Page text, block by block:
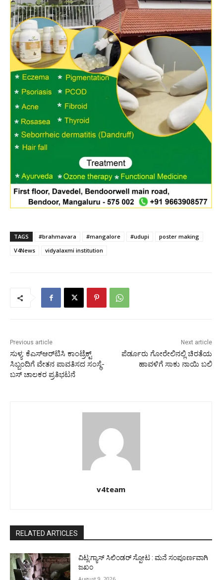
TAGS #brahmavara #mangalore #udupi
poster making
V4News
vidyalaxmi institution
Previous article
ಸುಳ್ಯ: ಕೆಎಸ್‌ಆರ್‌ಟಿಸಿ ಕಾಂಟ್ರೆಕ್ಟ್
ಸಿಬ್ಬಂದಿಗೆ ವೇತನ ಪಾವತಿಸದ ಸಂಸ್ಥೆ-
ಬಸ್ ಚಾಲಕರ ಪ್ರತಿಭಟನೆ
Next article
ಪೆರ್ಡೂರು ಗೋರೇಲಿನಲ್ಲಿ ಚಿರತೆಯ
ಹಾವಳಿಗೆ ಸಾಕು ನಾಯಿ ಬಲಿ
v4team
RELATED ARTICLES
ವಿಟ್ಲ:ಗ್ಯಾಸ್ ಸಿಲಿಂಡರ್ ಸ್ಪೋಟ : ಮನೆ ಸಂಪೂರ್ಣವಾಗಿ
ಜಖಂ